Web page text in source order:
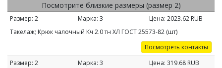
Посмотрите близкие размеры (размер 2)
Размер: 2 Марка: 3 Цена: 2023.62 RUB
Такелаж; Крюк чалочный Кч 2.0 тн ХЛ ГОСТ 25573-82 (шт)
Посмотреть контакты
Размер: 2 Марка: 3 Цена: 319.68 RUB